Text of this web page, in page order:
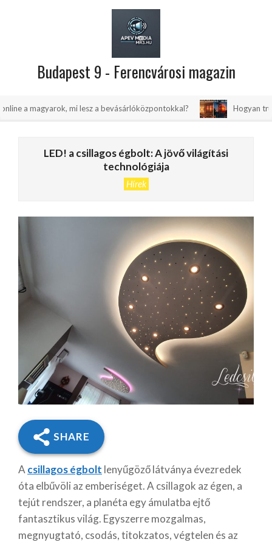
Budapest 9 - Ferencvárosi magazin
Navigation
mi lesz a bevásárlóközpontokkal? Hogyan trükközhetsz,
LED! a csillagos égbolt: A jövő világítási
technológiája
Hírek
SHARE
A csillagos égbolt lenyűgöző látványa évezredek
óta elbűvöli az emberiséget. A csillagok az égen, a
tejút rendszer, a planéta egy ámulatba ejtő
fantasztikus világ. Egyszerre mozgalmas,
megnyugtató, csodás, titokzatos, végtelen és az